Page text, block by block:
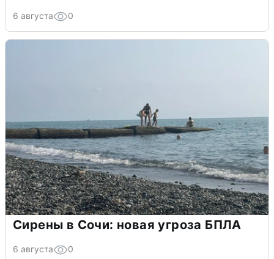
6 августа 0
Сирены в Сочи: новая угроза БПЛА
6 августа 0